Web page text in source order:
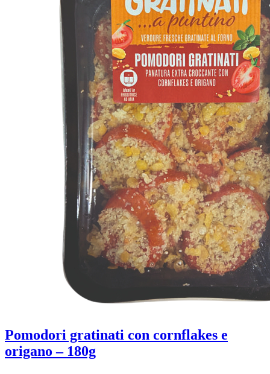
Pomodori gratinati con cornflakes e
origano – 180g